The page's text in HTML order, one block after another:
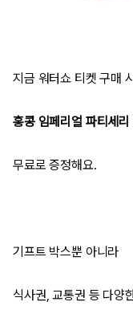
지금 워터쇼 티켓 구매 시,
홍콩 임페리얼 파티세
무료로 증정해요.
기프트 박스뿐 아니라
식사권, 교통권 등 다양